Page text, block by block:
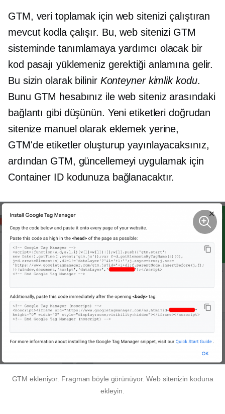
GTM, veri toplamak için web sitenizi çalıştıran
mevcut kodla çalışır. Bu, web sitenizi GTM
sisteminde tanımlamaya yardımcı olacak bir
kod pasajı yüklemeniz gerektiği anlamına gelir.
Bu sizin olarak bilinir Konteyner kimlik kodu.
Bunu GTM hesabınız ile web siteniz arasındaki
bağlantı gibi düşünün. Yeni etiketleri doğrudan
sitenize manuel olarak eklemek yerine,
GTM'de etiketler oluşturup yayınlayacaksınız,
ardından GTM, güncellemeyi uygulamak için
Container ID kodunuza bağlanacaktır.
GTM ekleniyor. Fragman böyle görünüyor. Web sitenizin koduna
ekleyin.